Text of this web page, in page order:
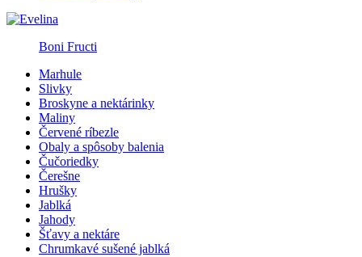
Boni Fructi
Marhule
Slivky
Broskyne a nektárinky
Maliny
Červené ríbezle
Obaly a spôsoby balenia
Čučoriedky
Čerešne
Hrušky
Jablká
Jahody
Šťavy a nektáre
Chrumkavé sušené jablká